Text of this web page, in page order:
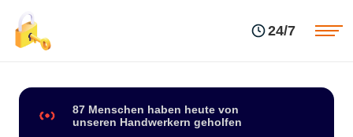
24/7
87 Menschen haben heute von
unseren Handwerkern geholfen